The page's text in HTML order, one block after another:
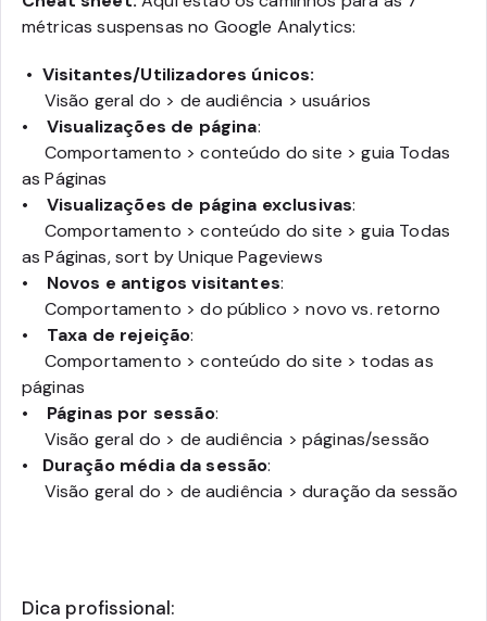
métricas suspensas no Google Analytics:
• Visitantes/Utilizadores únicos:
Visão geral do > de audiência > usuários
• Visualizações de página:
Comportamento > conteúdo do site > guia Todas
as Páginas
• Visualizações de página exclusivas:
Comportamento > conteúdo do site > guia Todas
as Páginas, sort by Unique Pageviews
• Novos e antigos visitantes:
Comportamento > do público > novo vs. retorno
• Taxa de rejeição:
Comportamento > conteúdo do site > todas as
páginas
• Páginas por sessão:
Visão geral do > de audiência > páginas/sessão
• Duração média da sessão:
Visão geral do > de audiência > duração da sessão
Dica profissional: